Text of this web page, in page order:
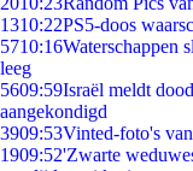
1310:22PS5-doos
5710:16Waterschappen
leeg
5609:59Israël meldt
aangekondigd
3909:53Vinted-foto's
1909:52'Zwarte